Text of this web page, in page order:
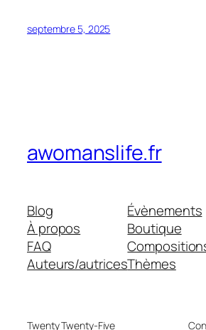
septembre 5, 2025
awomanslife.fr
Blog
À propos
FAQ
Auteurs/autrices
Évènements
Boutique
Thèmes
Twenty Twenty-Five